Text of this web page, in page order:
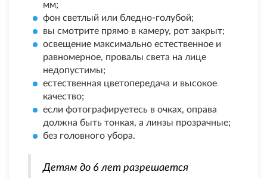
мм;
фон светлый или бледно-голубой;
вы смотрите прямо в камеру, рот закрыт;
освещение максимально естественное и
равномерное, провалы света на лице
недопустимы;
естественная цветопередача и высокое
качество;
если фотографируетесь в очках, оправа
должна быть тонкая, а линзы прозрачные;
без головного убора.
Детям до 6 лет разрешается